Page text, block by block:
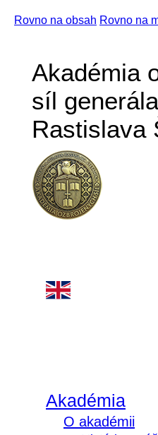
Rovno na obsah Rovno na
Akadémia
síl
Rastislava
Akadémia
O akadémii